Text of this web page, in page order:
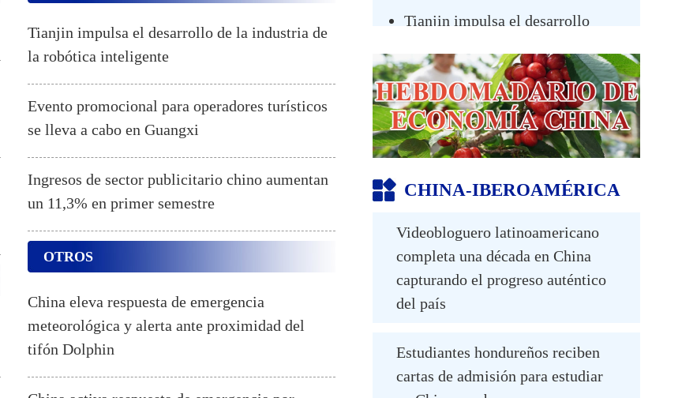
Tianjin impulsa el desarrollo de la industria de
la robótica inteligente
Evento promocional para operadores turísticos
se lleva a cabo en Guangxi
Ingresos de sector publicitario chino aumentan
un 11,3% en primer semestre
OTROS
China eleva respuesta de emergencia
meteorológica y alerta ante proximidad del
tifón Dolphin
Tianjin impulsa el desarrollo
inteligente
Espectáculo de drones en
Macao, China
Área escénica de Shapotou
Evento promocional para
operadores turísticos se lleva
a cabo en Guangxi
Palacio de Potala en Lhasa,
Xizang
CHINA-IBEROAMÉRICA
Videobloguero latinoamericano
completa una década en China
capturando el progreso auténtico
del país
Estudiantes hondureños reciben
cartas de admisión para estudiar